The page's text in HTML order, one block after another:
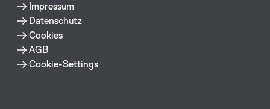
Impressum
Datenschutz
Cookies
AGB
Cookie-Settings